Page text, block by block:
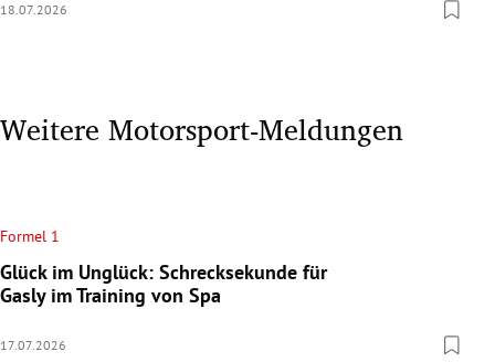
18.07.2026
Weitere Motorsport-Meldungen
Formel 1
Glück im Unglück: Schrecksekunde für
Gasly im Training von Spa
17.07.2026